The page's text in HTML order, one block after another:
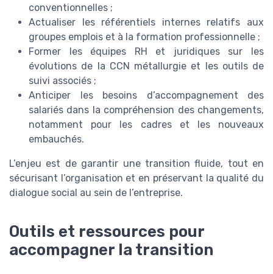
conventionnelles ;
Actualiser les référentiels internes relatifs aux
groupes emplois et à la formation professionnelle ;
Former les équipes RH et juridiques sur les
évolutions de la CCN métallurgie et les outils de
suivi associés ;
Anticiper les besoins d’accompagnement des
salariés dans la compréhension des changements,
notamment pour les cadres et les nouveaux
embauchés.
L’enjeu est de garantir une transition fluide, tout en
sécurisant l’organisation et en préservant la qualité du
dialogue social au sein de l’entreprise.
Outils et ressources pour
accompagner la transition